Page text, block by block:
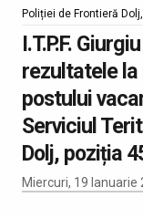
Poliției de Frontieră
I.T.P.F.
rezultatele
postului
Serviciul
Dolj, poziția
Miercuri, 19 Ianuarie